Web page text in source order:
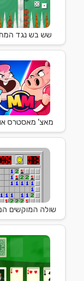
שש בש נגד
מאצ' מאסטרס
שולה המוקשים